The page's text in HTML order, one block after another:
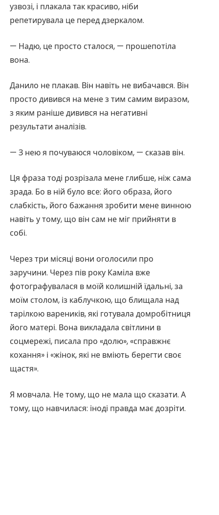
узвозі, і плакала так красиво, ніби
репетирувала це перед дзеркалом.
— Надю, це просто сталося, — прошепотіла
вона.
Данило не плакав. Він навіть не вибачався. Він
просто дивився на мене з тим самим виразом,
з яким раніше дивився на негативні
результати аналізів.
— З нею я почуваюся чоловіком, — сказав він.
Ця фраза тоді розрізала мене глибше, ніж сама
зрада. Бо в ній було все: його образа, його
слабкість, його бажання зробити мене винною
навіть у тому, що він сам не міг прийняти в
собі.
Через три місяці вони оголосили про
заручини. Через пів року Каміла вже
фотографувалася в моїй колишній їдальні, за
моїм столом, із каблучкою, що блищала над
тарілкою вареників, які готувала домробітниця
його матері. Вона викладала світлини в
соцмережі, писала про «долю», «справжнє
кохання» і «жінок, які не вміють берегти своє
щастя».
Я мовчала. Не тому, що не мала що сказати. А
тому, що навчилася: іноді правда має дозріти.